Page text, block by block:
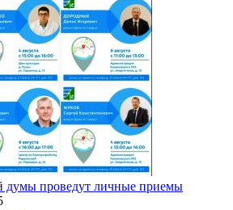
думы проведут личные приемы